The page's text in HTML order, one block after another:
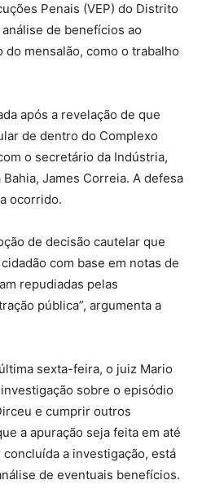
Penais (VEP) do Distrito
de benefícios ao
mensalão, como o trabalho
após a revelação de que
de dentro do Complexo
o secretário da Indústria,
James Correia. A defesa
ocorrido.
de decisão cautelar que
com base em notas de
repudiadas pelas
pública”, argumenta a
sexta-feira, o juiz Mario
sobre o episódio
e cumprir outros
a apuração seja feita em até
a investigação, está
de eventuais benefícios.